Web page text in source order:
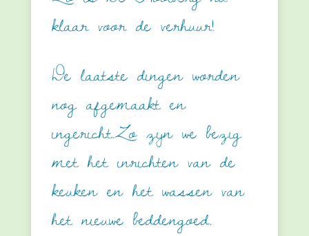
klaar voor de verhuur!
De laatste dingen worden
nog afgemaakt en
ingericht.Zo zijn we bezig
met het inrichten van de
keuken en het wassen van
het nieuwe beddengoed.